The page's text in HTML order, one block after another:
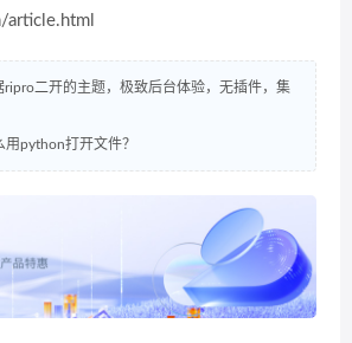
ripro二开的主题，极致后台体验，无插件，集
用python打开文件？